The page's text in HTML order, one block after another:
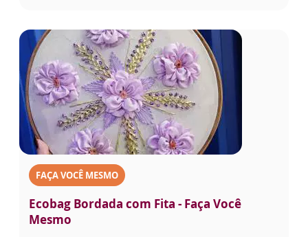
FAÇA VOCÊ MESMO
Ecobag Bordada com Fita - Faça Você
Mesmo